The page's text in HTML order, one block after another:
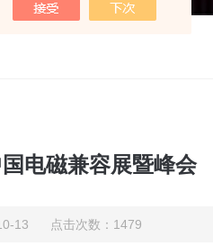
电磁兼容展暨峰会
13 点击次数：1479